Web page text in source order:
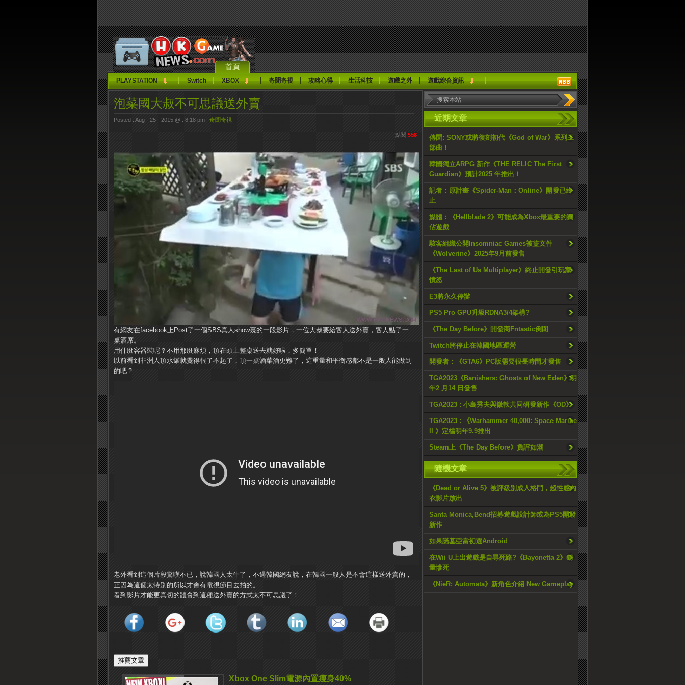
首頁
PLAYSTATION Switch XBOX 奇聞奇視 攻略心得 生活科技 遊戲之外 遊戲綜合資訊
近期文章
傳聞: SONY或將復刻初代《God of War》系列三
部曲！
韓國獨立ARPG 新作《THE RELIC The First
Guardian》預計2025 年推出！
記者：原計畫《Spider-Man：Online》開發已終
止
媒體：《Hellblade 2》可能成為Xbox最重要的獨
佔遊戲
駭客組織公開Insomniac Games被盜文件
《Wolverine》2025年9月前發售
《The Last of Us Multiplayer》終止開發引玩家
憤怒
E3將永久停辦
PS5 Pro GPU升級RDNA3/4架構?
《The Day Before》開發商Fntastic倒閉
Twitch將停止在韓國地區運營
開發者：《GTA6》PC版需要很長時間才發售
TGA2023《Banishers: Ghosts of New Eden》明
年2 月14 日發售
TGA2023 : 小島秀夫與微軟共同研發新作《OD》
TGA2023 : 《Warhammer 40,000: Space Marine
II 》定檔明年9.9推出
Steam上《The Day Before》負評如潮
隨機文章
《Dead or Alive 5》被評級別成人格鬥，超性感內
衣影片放出
Santa Monica,Bend招募遊戲設計師或為PS5開發
新作
如果諾基亞當初選Android
在Wii U上出遊戲是自尋死路?《Bayonetta 2》銷
量慘死
《NieR: Automata》新角色介紹 New Gameplay
泡菜國大叔不可思議送外賣
Posted : Aug - 25 - 2015 @ : 8:18 pm | 奇聞奇視
點閱 558
有網友在facebook上Post了一個SBS真人show裏的一段影片，一位大叔要給客人送外賣，客人點了一
桌酒席。
用什麼容器裝呢？不用那麼麻煩，頂在頭上整桌送去就好啦，多簡單！
以前看到非洲人頂水罐就覺得很了不起了，頂一桌酒菜酒更難了，這重量和平衡感都不是一般人能做到
的吧？
老外看到這個片段驚嘆不已，說韓國人太牛了，不過韓國網友說，在韓國一般人是不會這樣送外賣的，
正因為這個太特別的所以才會有電視節目去拍的。
看到影片才能更真切的體會到這種送外賣的方式太不可思議了！
Xbox One Slim電源內置瘦身40%